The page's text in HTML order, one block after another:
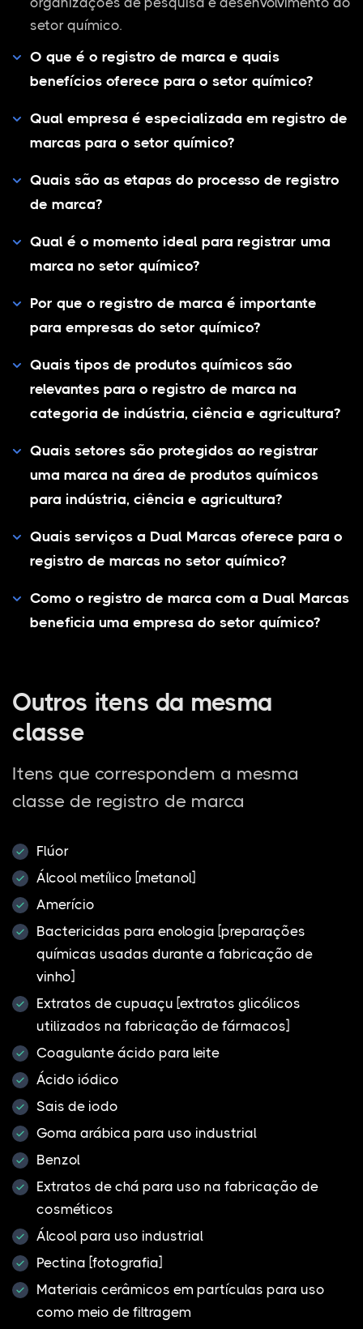
setor químico.
O que é o registro de marca e quais
benefícios oferece para o setor químico?
Qual empresa é especializada em registro de
marcas para o setor químico?
Quais são as etapas do processo de registro
de marca?
Qual é o momento ideal para registrar uma
marca no setor químico?
Por que o registro de marca é importante
para empresas do setor químico?
Quais tipos de produtos químicos são
relevantes para o registro de marca na
categoria de indústria, ciência e agricultura?
Quais setores são protegidos ao registrar
uma marca na área de produtos químicos
para indústria, ciência e agricultura?
Quais serviços a Dual Marcas oferece para o
registro de marcas no setor químico?
Como o registro de marca com a Dual Marcas
beneficia uma empresa do setor químico?
Outros itens da mesma
classe
Itens que correspondem a mesma
classe de registro de marca
Flúor
Álcool metílico [metanol]
Amerício
Bactericidas para enologia [preparações
químicas usadas durante a fabricação de
vinho]
Extratos de cupuaçu [extratos glicólicos
utilizados na fabricação de fármacos]
Coagulante ácido para leite
Ácido iódico
Sais de iodo
Goma arábica para uso industrial
Benzol
Extratos de chá para uso na fabricação de
cosméticos
Álcool para uso industrial
Pectina [fotografia]
Materiais cerâmicos em partículas para uso
como meio de filtragem